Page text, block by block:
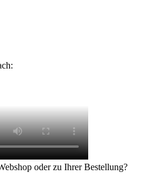
oder zu Ihrer Bestellung?